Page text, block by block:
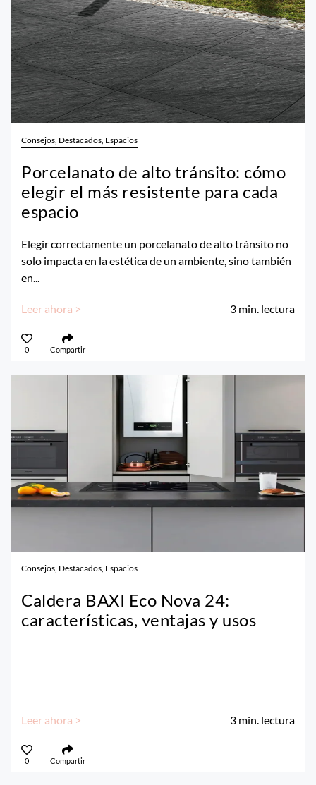
Consejos, Destacados, Espacios
Porcelanato de alto tránsito: cómo
elegir el más resistente para cada
espacio
Elegir correctamente un porcelanato de alto tránsito no
solo impacta en la estética de un ambiente, sino también
en...
Leer ahora > 3 min. lectura
0 Compartir
Consejos, Destacados, Espacios
Caldera BAXI Eco Nova 24:
características, ventajas y usos
Leer ahora > 3 min. lectura
0 Compartir